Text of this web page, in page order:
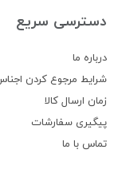
دسترسی سریع
درباره ما
شرایط مرجوع کردن
زمان ارسال کالا
پیگیری سفارشات
تماس با ما